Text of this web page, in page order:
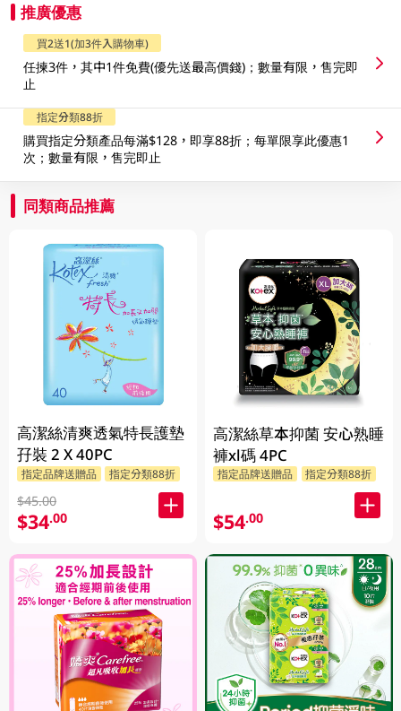
推廣優惠
買2送1(加3件入購物車)
任揀3件，其中1件免費(優先送最高價錢)；數量有限，售完即
止
指定分類88折
購買指定分類產品每滿$128，即享88折；每單限享此優惠1
次；數量有限，售完即止
同類商品推薦
高潔絲清爽透氣特長護墊
孖裝 2 X 40PC
指定品牌送贈品 指定分類88折
$45.00
$34.00
高潔絲草本抑菌 安心熟睡
褲xl碼 4PC
指定品牌送贈品 指定分類88折
$54.00